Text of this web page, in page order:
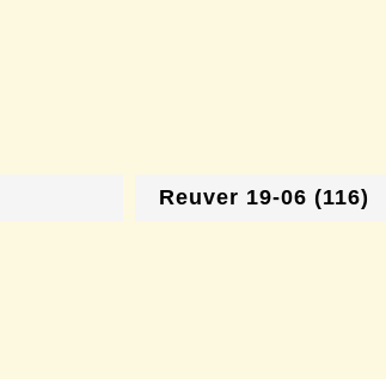
Reuver 19-06 (116)